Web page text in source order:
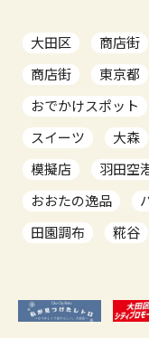
大田区 商店街
商店街
東京都
おでかけスポット
スイーツ
大森
模擬店
羽田空
おおたの逸品
田園調布
糀谷